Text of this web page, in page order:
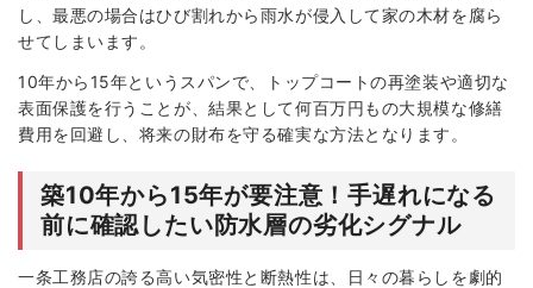
し、最悪の場合はひび割れから雨水が侵入して家の木材を腐ら
せてしまいます。
10年から15年というスパンで、トップコートの再塗装や適切な
表面保護を行うことが、結果として何百万円もの大規模な修繕
費用を回避し、将来の財布を守る確実な方法となります。
築10年から15年が要注意！手遅れになる
前に確認したい防水層の劣化シグナル
一条工務店の誇る高い気密性と断熱性は、日々の暮らしを劇的